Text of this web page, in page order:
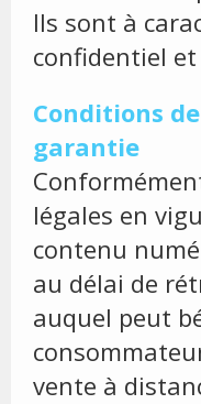
Ils sont à
confidentiel
Conditions
garantie
légales en
contenu
au délai de
auquel peut
vente à